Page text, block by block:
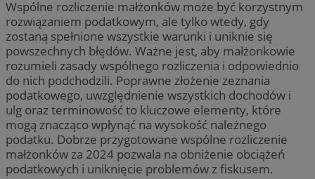
Wspólne rozliczenie małżonków może być korzystnym
rozwiązaniem podatkowym, ale tylko wtedy, gdy
zostaną spełnione wszystkie warunki i uniknie się
powszechnych błędów. Ważne jest, aby małżonkowie
rozumieli zasady wspólnego rozliczenia i odpowiednio
do nich podchodzili. Poprawne złożenie zeznania
podatkowego, uwzględnienie wszystkich dochodów i
ulg oraz terminowość to kluczowe elementy, które
mogą znacząco wpłynąć na wysokość należnego
podatku. Dobrze przygotowane wspólne rozliczenie
małżonków za 2024 pozwala na obniżenie obciążeń
podatkowych i uniknięcie problemów z fiskusem.